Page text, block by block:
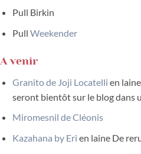
Pull Birkin
Pull Weekender
A venir
Granito de Joji Locatelli en
seront bientôt sur le blog dans
Miromesnil de Cléonis
Kazahana by Eri en laine De